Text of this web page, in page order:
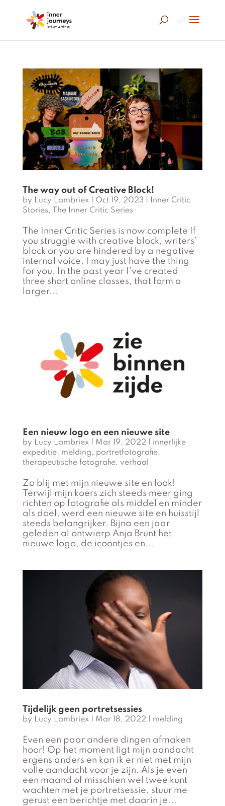
The way out of Creative Block!
by Lucy Lambriex| Oct 19, 2023
Inner Critic
Stories, The Inner Critic Series
The Inner Critic Series is now complete If
you struggle with creative block, writers’
block or you are hindered by a negative
internal voice, I may just have the thing
for you. In the past year I’ve created
three short online classes, that form a
larger...
Een nieuw logo en een nieuwe site
by Lucy Lambriex| Mar 19, 2022
innerlijke
expeditie, melding, portretfotografie,
therapeutische fotografie, verhaal
Zo blij met mijn nieuwe site en look!
Terwijl mijn koers zich steeds meer ging
richten op fotografie als middel en minder
als doel, werd een nieuwe site en huisstijl
steeds belangrijker. Bijna een jaar
geleden al ontwierp Anja Brunt het
nieuwe logo, de icoontjes en...
Tijdelijk geen portretsessies
by Lucy Lambriex| Mar 18, 2022 melding
Even een paar andere dingen afmaken
hoor! Op het moment ligt mijn aandacht
ergens anders en kan ik er niet met mijn
volle aandacht voor je zijn. Als je even
een maand of misschien wel twee kunt
wachten met je portretsessie, stuur me
gerust een berichtje met daarin je...